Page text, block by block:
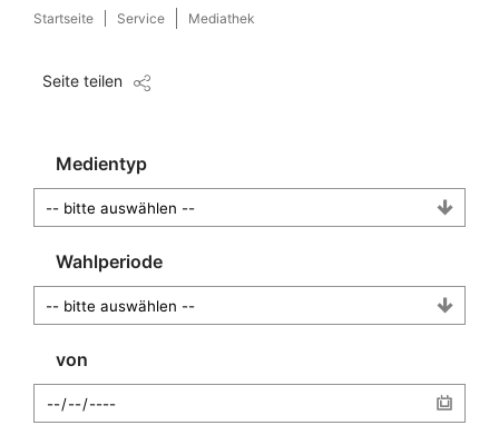
Startseite Service Mediathek
Seite teilen
Medientyp
Wahlperiode
von